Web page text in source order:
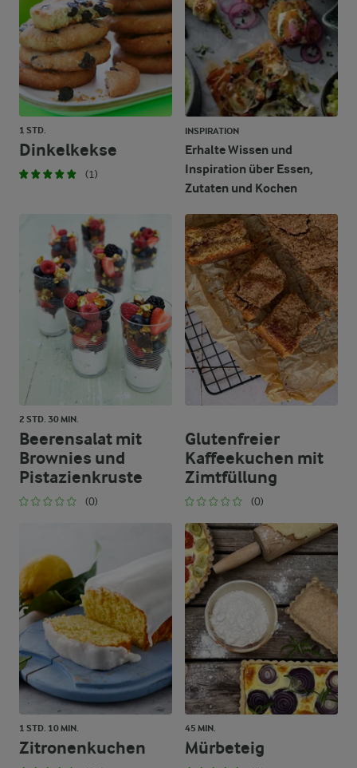
1 STD.
Dinkelkekse
(1)
INSPIRATION
Erhalte Wissen und
Inspiration über Essen,
Zutaten und Kochen
2 STD. 30 MIN.
Beerensalat mit
Brownies und
Pistazienkruste
(0)
Glutenfreier
Kaffeekuchen mit
Zimtfüllung
(0)
1 STD. 10 MIN.
Zitronenkuchen
45 MIN.
Mürbeteig